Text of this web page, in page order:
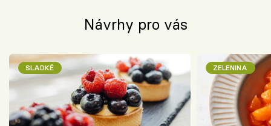
Návrhy pro vás
SLADKÉ ZELENINA